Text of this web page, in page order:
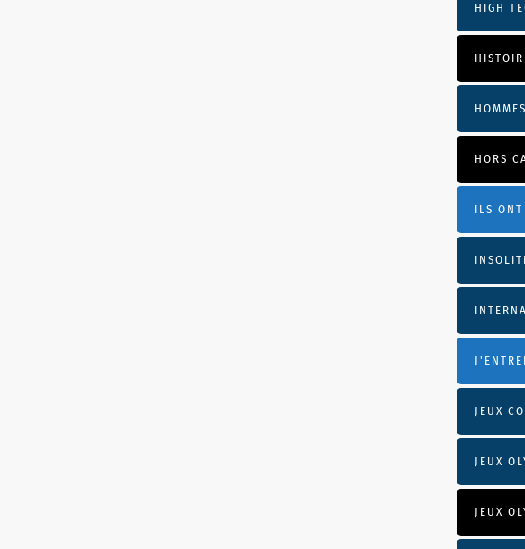
HIGH
HOMMES
HORS
ILS
JEUX
JEUX
JEUX